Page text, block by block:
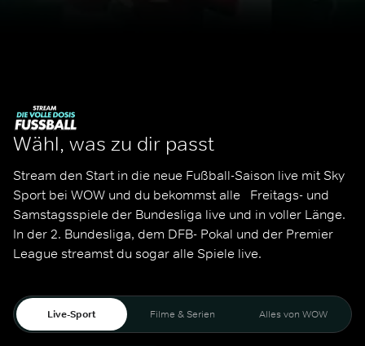
Wähl, was zu dir passt
Stream den Start in die neue Fußball-Saison live mit Sky
Sport bei WOW und du bekommst alle   Freitags- und
Samstagsspiele der Bundesliga live und in voller Länge.
In der 2. Bundesliga, dem DFB- Pokal und der Premier
League streamst du sogar alle Spiele live.
Live-Sport Filme & Serien Alles von WOW